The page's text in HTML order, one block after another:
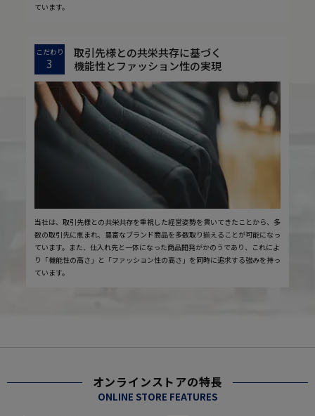
ています。
こだわり
3
取引先様との共栄共存に基づく
機能性とファッション性の実現
当社は、取引先様との共栄共存を重視した経営姿勢を貫いてきたことから、多
数の取引先に恵まれ、豊富なブランド商品を多数取り揃えることが可能になっ
ています。また、仕入れ先と一体になった商品開発がかのうであり、これによ
り「機能性の高さ」と「ファッション性の高さ」を同時に追求する強みを持っ
ています。
オンラインストアの特長
ONLINE STORE FEATURES